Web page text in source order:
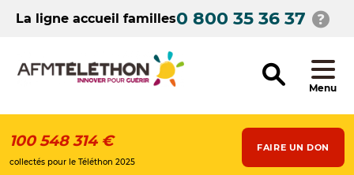
contenuLa ligne accueil familles0 800 35 36 37
Menu
100 548 314 €
collectés pour le Téléthon 2025
FAIRE UN DON